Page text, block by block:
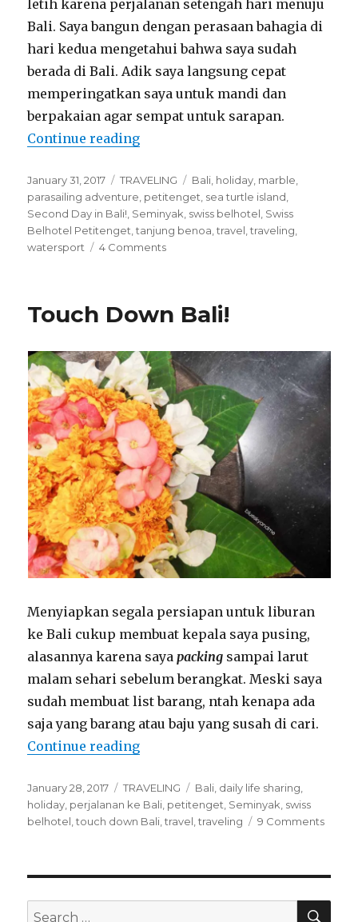
letih karena perjalanan setengah hari menuju
Bali. Saya bangun dengan perasaan bahagia di
hari kedua mengetahui bahwa saya sudah
berada di Bali. Adik saya langsung cepat
memperingatkan saya untuk mandi dan
berpakaian agar sempat untuk sarapan.
Continue reading“Second Day in Bali!”
Posted
on
January 31, 2017 Categories
TRAVELING Tags
Bali holiday marble
parasailing adventure petitenget sea turtle island
Second Day in Bali! Seminyak swiss belhotel Swiss
Belhotel Petitenget ,tanjung benoa ,travel ,traveling
watersport
4 Commentson
Bali!
Touch Down Bali!
Menyiapkan segala persiapan untuk liburan
ke Bali cukup membuat kepala saya pusing,
alasannya karena sayapacking sampai larut
malam sehari sebelum berangkat. Meski saya
sudah membuat list barang, ntah kenapa ada
saja yang barang atau baju yang susah di cari.
Continue reading“Touch Down Bali!”
Posted
on
January 28, 2017 Categories
TRAVELING Tags
Bali daily life sharing
holiday perjalanan ke Bali petitenget Seminyak swiss
belhotel ,touch down Bali ,travel ,traveling 9 Commentson
Search